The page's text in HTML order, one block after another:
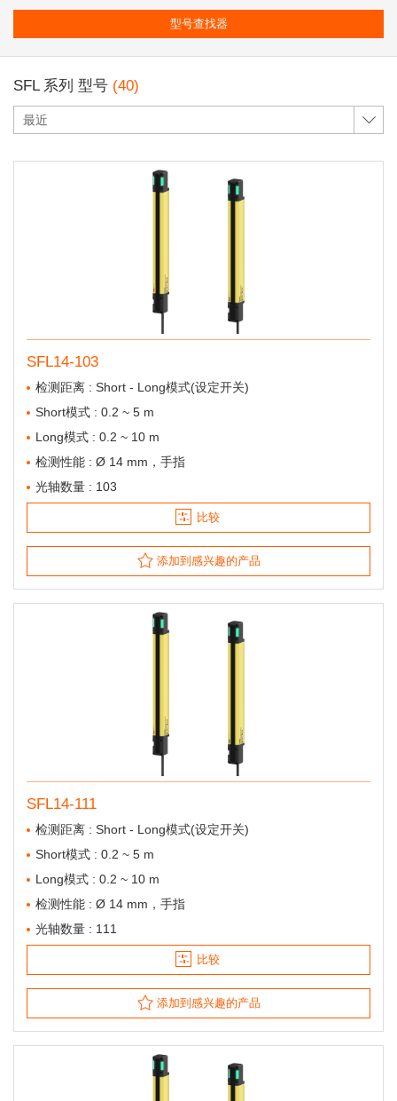
型号查找器
SFL 系列 型号 (40)
最近
SFL14-103
检测距离 : Short - Long模式(设定开关)
Short模式 : 0.2 ~ 5 m
Long模式 : 0.2 ~ 10 m
检测性能 : Ø 14 mm，手指
光轴数量 : 103
比较
添加到感兴趣的产品
SFL14-111
检测距离 : Short - Long模式(设定开关)
Short模式 : 0.2 ~ 5 m
Long模式 : 0.2 ~ 10 m
检测性能 : Ø 14 mm，手指
光轴数量 : 111
比较
添加到感兴趣的产品